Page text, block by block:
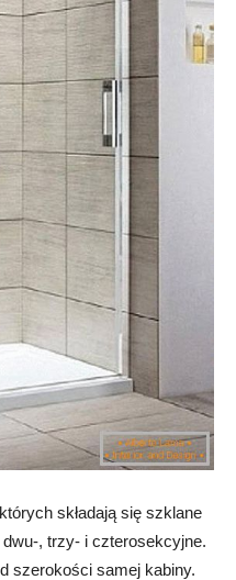
składają się szklane
, trzy- i czterosekcyjne.
szerokości samej kabiny.